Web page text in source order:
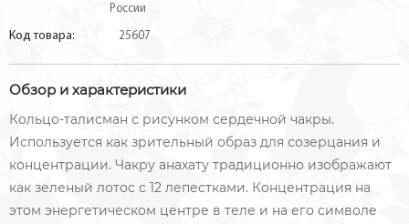
России
Код товара: 25607
Обзор и характеристики
Кольцо-талисман с рисунком сердечной чакры.
Используется как зрительный образ для созерцания и
концентрации. Чакру анахату традиционно изображают
как зеленый лотос с 12 лепестками. Концентрация на
этом энергетическом центре в теле и на его символе